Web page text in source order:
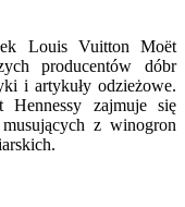
Louis Vuitton Moët
producentów dóbr
i artykuły odzieżowe.
zajmuje się
z winogron